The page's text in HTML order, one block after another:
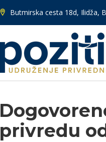
Butmirska cesta 18d, Ilidža,
privredu